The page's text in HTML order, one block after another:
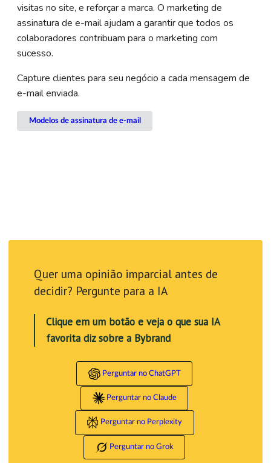
visitas no site, e reforçar a marca. O marketing de
assinatura de e-mail ajudam a garantir que todos os
colaboradores contribuam para o marketing com
sucesso.
Capture clientes para seu negócio a cada mensagem de
e-mail enviada.
Modelos de assinatura de e-mail
Quer uma opinião imparcial antes de
decidir? Pergunte para a IA
Clique em um botão e veja o que sua IA
favorita diz sobre a Bybrand
Perguntar no ChatGPT
Perguntar no Claude
Perguntar no Perplexity
Perguntar no Grok